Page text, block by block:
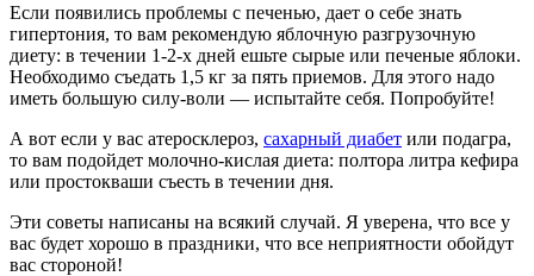
Если появились проблемы с печенью, дает о себе знать
гипертония, то вам рекомендую яблочную разгрузочную
диету: в течении 1-2-х дней ешьте сырые или печеные яблоки.
Необходимо съедать 1,5 кг за пять приемов. Для этого надо
иметь большую силу-воли — испытайте себя. Попробуйте!
А вот если у вас атеросклероз, сахарный диабет или подагра,
то вам подойдет молочно-кислая диета: полтора литра кефира
или простокваши съесть в течении дня.
Эти советы написаны на всякий случай. Я уверена, что все у
вас будет хорошо в праздники, что все неприятности обойдут
вас стороной!